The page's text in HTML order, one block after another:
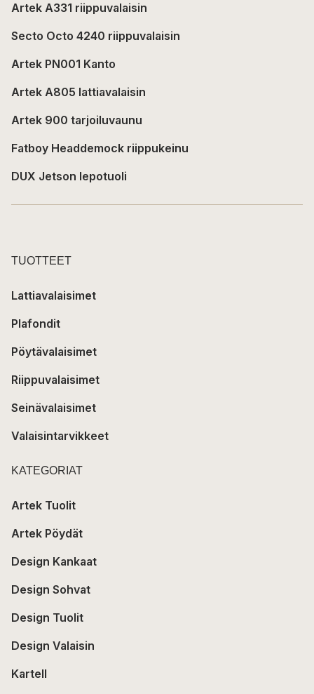
Artek A331 riippuvalaisin
Secto Octo 4240 riippuvalaisin
Artek PN001 Kanto
Artek A805 lattiavalaisin
Artek 900 tarjoiluvaunu
Fatboy Headdemock riippukeinu
DUX Jetson lepotuoli
TUOTTEET
Lattiavalaisimet
Plafondit
Pöytävalaisimet
Riippuvalaisimet
Seinävalaisimet
Valaisintarvikkeet
KATEGORIAT
Artek Tuolit
Artek Pöydät
Design Kankaat
Design Sohvat
Design Tuolit
Design Valaisin
Kartell